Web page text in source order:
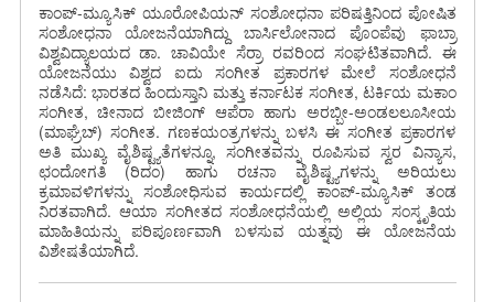
ಕಾಂಪ್-ಮ್ಯೂಸಿಕ್ ಯೂರೋಪಿಯನ್ ಸಂಶೋಧನಾ ಪರಿಷತ್ತಿನಿಂದ ಪೋಷಿತ
ಸಂಶೋಧನಾ ಯೋಜನೆಯಾಗಿದ್ದು ಬಾರ್ಸಿಲೋನಾದ ಪೊಂಪೆವು ಫಾಬ್ರಾ
ವಿಶ್ವವಿದ್ಯಾಲಯದ ಡಾ. ಚಾವಿಯೇ ಸೆರ್ರಾ ರವರಿಂದ ಸಂಘಟಿತವಾಗಿದೆ. ಈ
ಯೋಜನೆಯು ವಿಶ್ವದ ಐದು ಸಂಗೀತ ಪ್ರಕಾರಗಳ ಮೇಲೆ ಸಂಶೋಧನೆ
ನಡೆಸಿದೆ: ಭಾರತದ ಹಿಂದುಸ್ತಾನಿ ಮತ್ತು ಕರ್ನಾಟಕ ಸಂಗೀತ, ಟರ್ಕಿಯ ಮಕಾಂ
ಸಂಗೀತ, ಚೀನಾದ ಬೀಜಿಂಗ್ ಆಪೆರಾ ಹಾಗು ಅರಬ್ಬೀ-ಅಂಡಲಲೂಸೀಯ
(ಮಾಘ್ರೆಬ್) ಸಂಗೀತ. ಗಣಕಯಂತ್ರಗಳನ್ನು ಬಳಸಿ ಈ ಸಂಗೀತ ಪ್ರಕಾರಗಳ
ಅತಿ ಮುಖ್ಯ ವೈಶಿಷ್ಟ್ಯತೆಗಳನ್ನೂ, ಸಂಗೀತವನ್ನು ರೂಪಿಸುವ ಸ್ವರ ವಿನ್ಯಾಸ,
ಛಂದೋಗತಿ (ರಿದಂ) ಹಾಗು ರಚನಾ ವೈಶಿಷ್ಟ್ಯಗಳನ್ನು ಅರಿಯಲು
ಕ್ರಮಾವಳಿಗಳನ್ನು ಸಂಶೋಧಿಸುವ ಕಾರ್ಯದಲ್ಲಿ ಕಾಂಪ್-ಮ್ಯೂಸಿಕ್ ತಂಡ
ನಿರತವಾಗಿದೆ. ಆಯಾ ಸಂಗೀತದ ಸಂಶೋಧನೆಯಲ್ಲಿ ಅಲ್ಲಿಯ ಸಂಸ್ಕೃತಿಯ
ಮಾಹಿತಿಯನ್ನು ಪರಿಪೂರ್ಣವಾಗಿ ಬಳಸುವ ಯತ್ನವು ಈ ಯೋಜನೆಯ
ವಿಶೇಷತೆಯಾಗಿದೆ.